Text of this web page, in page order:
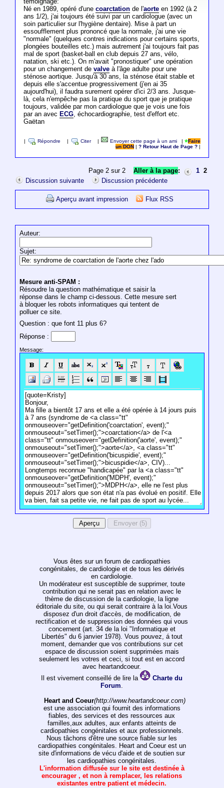
Né en 1989, opéré d'une coarctationde l'aorteen 1992 (à 2
ans 1/2), j'ai toujours été suivi par un cardiologue (avec un
soin particulier sur l'hygiène dentaire). Mise à part un
essoufflement plus prononcé que la normale, j'ai une vie
"normale" (quelques contres indications pour certains sports,
plongées bouteilles etc.) mais autrement j'ai toujours fait pas
mal de sport (basket-ball en club depuis 27 ans, vélo,
natation, ski etc.). On m'avait "pronostiquer" une opération
pour un changement de valveà l'âge adulte pour une
sténose aortique. Jusqu'à 30 ans, la sténose était stable et
depuis elle s'accentue progressivement (j'en ai 35
aujourd'hui), il faudra surement opérer d'ici 2/3 ans. Jusque-
là, cela n'empêche pas la pratique du sport que je pratique
toujours, validée par mon cardiologue que je vois une fois
par an avec ECG, échocardiographie, test d'effort etc.
Gaëtan
Répondre Citer Envoyer cette page à un ami |
Faire
un DON
|? Retour Haut de Page ?
Page 2 sur 2Aller à la page: 1 2
Discussion suivante
Discussion précédente
Aperçu avant impression Flux RSS
Auteur:
Sujet:
Mesure anti-SPAM :
Résoudre la question mathématique et saisir la
réponse dans le champ ci-dessous. Cette mesure sert
à bloquer les robots informatiques qui tentent de
polluer ce site.
Question : que font 11 plus 6?
Réponse :
Message:
Vous êtes sur un forum de cardiopathies
congénitales, de cardiologie et de tous les dérivés
en cardiologie.
Un modérateur est susceptible de supprimer, toute
contribution qui ne serait pas en relation avec le
thème de discussion de la cardiologie, la ligne
éditoriale du site, ou qui serait contraire à la loi.Vous
disposez d'un droit d'accès, de modification, de
rectification et de suppression des données qui vous
concernent (art. 34 de la loi "Informatique et
Libertés" du 6 janvier 1978). Vous pouvez, á tout
moment, demander que vos contributions sur cet
espace de discussion soient supprimées mais
seulement les votres et ceci, si tout est en accord
avec heartandcoeur.
Il est vivement conseillé de lire la
Charte du
Forum.
Heart and Coeur(http://www.heartandcoeur.com)
est une association qui fournit des informations
fiables, des services et des ressources aux
familles,aux adultes, aux enfants atteints de
cardiopathies congénitales et aux professionnels.
Nous tâchons d'être une source fiable sur les
cardiopathies congénitales. Heart and Coeur est un
site d'informations de vécu d'aide et de soutien sur
les cardiopathies congénitales.
L'information diffusée sur le site est destinée à
encourager , et non à remplacer, les relations
existantes entre patient et médecin.